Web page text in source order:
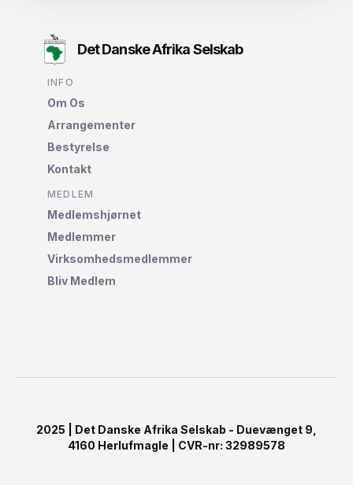
Det Danske Afrika Selskab
INFO
Om Os
Arrangementer
Bestyrelse
Kontakt
MEDLEM
Medlemshjørnet‌
Medlemmer
Virksomhedsmedlemmer
Bliv Medlem
2025 | Det Danske Afrika Selskab - Duevænget 9,
4160 Herlufmagle | CVR-nr: 32989578